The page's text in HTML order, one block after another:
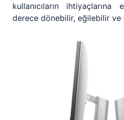
kullanıcıların
derece dönebilir, eğilebilir ve